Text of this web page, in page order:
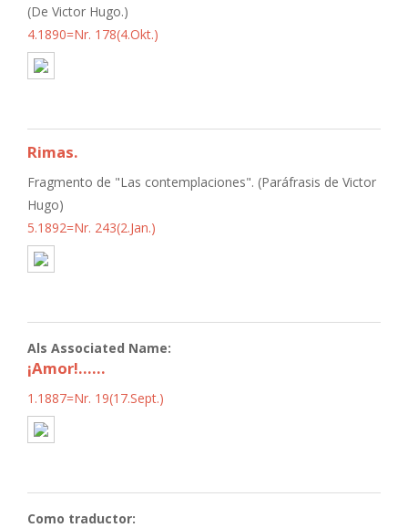
(De Victor Hugo.)
4.1890=Nr. 178(4.Okt.)
Rimas.
Fragmento de "Las contemplaciones". (Paráfrasis de Victor
Hugo)
5.1892=Nr. 243(2.Jan.)
Als Associated Name:
¡Amor!......
1.1887=Nr. 19(17.Sept.)
Como traductor: